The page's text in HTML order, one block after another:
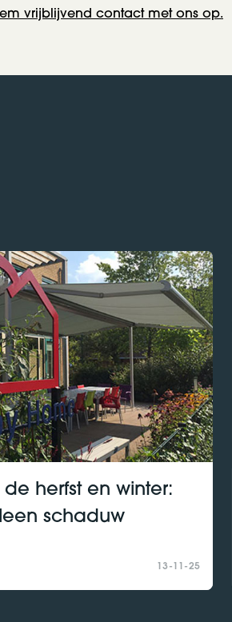
vrijblijvend contact met ons op.
herfst en winter:
schaduw
13-11-25